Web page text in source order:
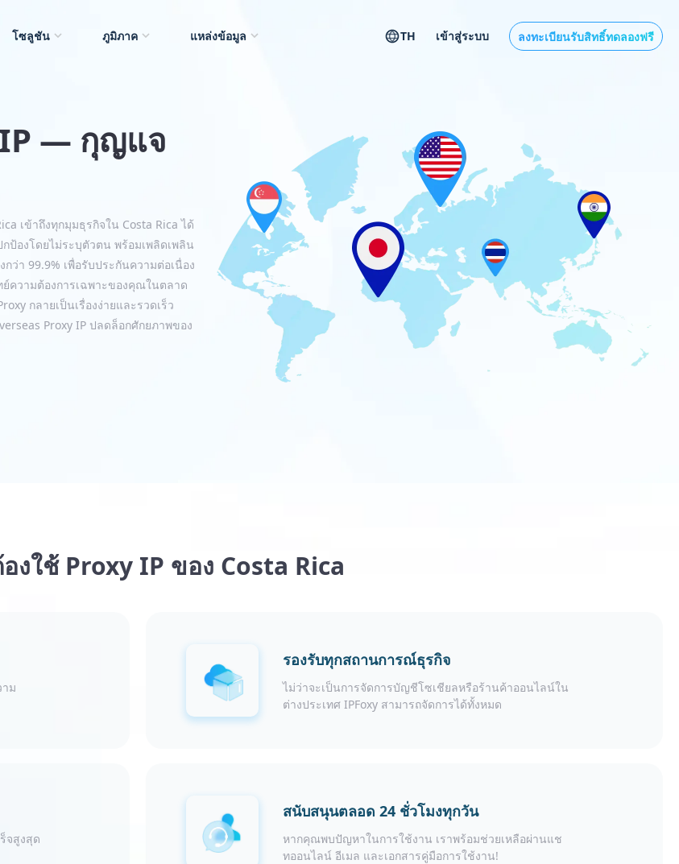
โซลูชัน ภูมิภาค แหล่งข้อมูล TH เข้าสู่ระบบ ลงทะเบียนรับสิทธิ์ทดลองฟรี
IP — กุญแจ
เข้าถึงทุกมุมธุรกิจใน Costa Rica ได้
ป้องโดยไม่ระบุตัวตน พร้อมเพลิดเพลิน
ว่า 99.9% เพื่อรับประกันความต่อเนื่อง
ความต้องการเฉพาะของคุณในตลาด
กลายเป็นเรื่องง่ายและรวดเร็ว
Proxy IP ปลดล็อกศักยภาพของ
งใช้ Proxy IP ของ Costa Rica
ม
รองรับทุกสถานการณ์ธุรกิจ
ไม่ว่าจะเป็นการจัดการบัญชีโซเชียลหรือร้านค้าออนไลน์ใน
ต่างประเทศ IPFoxy สามารถจัดการได้ทั้งหมด
จสูงสุด
สนับสนุนตลอด 24 ชั่วโมงทุกวัน
หากคุณพบปัญหาในการใช้งาน เราพร้อมช่วยเหลือผ่านแช
ทออนไลน์ อีเมล และเอกสารคู่มือการใช้งาน!